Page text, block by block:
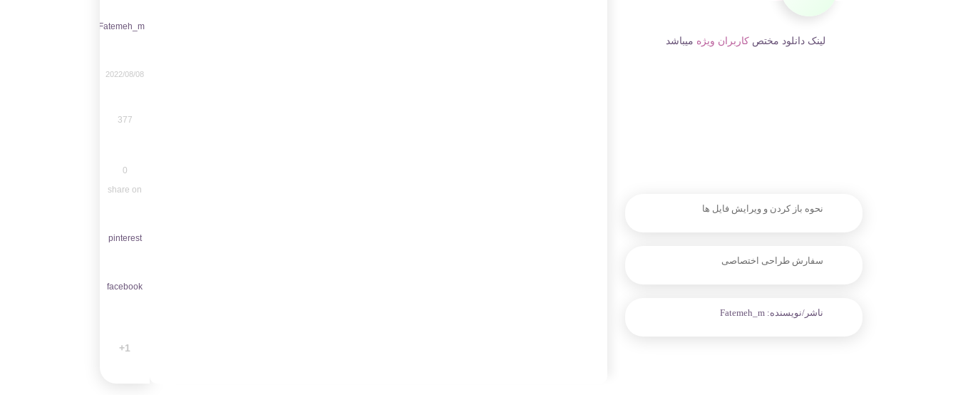
لینک دانلود مختصکاربران ویژه میباشد
نحوه باز کردن و ویرایش فایل ها
سفارش طراحی اختصاصی
ناشر/نویسنده: Fatemeh_m
Fatemeh_m
2022/08/08
377
0
share on
pinterest
facebook
1+